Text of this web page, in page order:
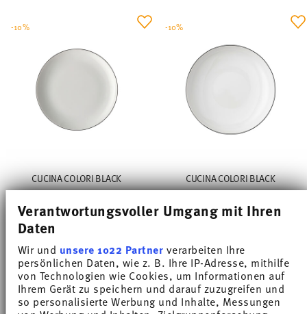
Verantwortungsvoller Umgang mit Ihren
Daten
Wir und unsere 1022 Partnerverarbeiten Ihre
persönlichen Daten, wie z. B. Ihre IP-Adresse, mithilfe
von Technologien wie Cookies, um Informationen auf
Ihrem Gerät zu speichern und darauf zuzugreifen und
so personalisierte Werbung und Inhalte, Messungen
CUCINA COLORI BLACK
Plate 20 cm
€ 13,05
30-day best price:€ 14,50
-10%
CUCINA COLORI BLACK
Gourmet plate 22 cm deep
30-day best price:
-10%